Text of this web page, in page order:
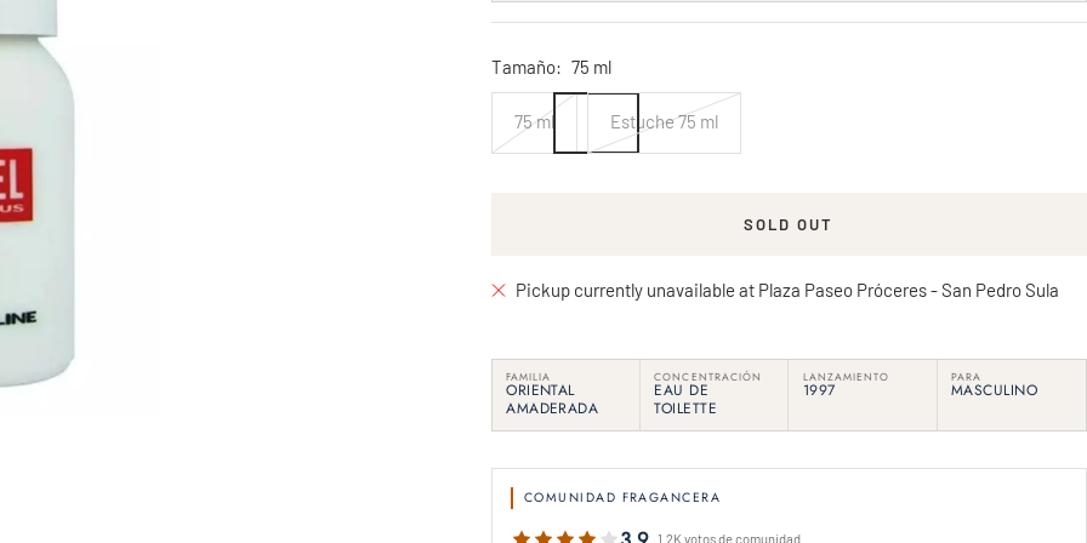
Tamaño: 75 ml
75 ml Estuche 75 ml
SOLD OUT
Pickup currently unavailable at Plaza Paseo Próceres - San Pedro Sula
FAMILIA
ORIENTAL
AMADERADA
CONCENTRACIÓN
EAU DE
TOILETTE
LANZAMIENTO
1997
PARA
MASCULINO
COMUNIDAD FRAGANCERA
1.2K votos de comunidad